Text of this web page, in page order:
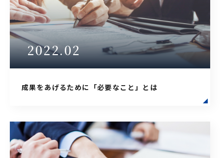
2022.02
成果をあげるために「必要なこと」とは